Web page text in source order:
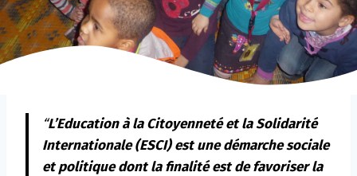
“L’Education à la Citoyenneté et la Solidarité
Internationale (ESCI) est une démarche sociale
et politique dont la finalité est de favoriser la